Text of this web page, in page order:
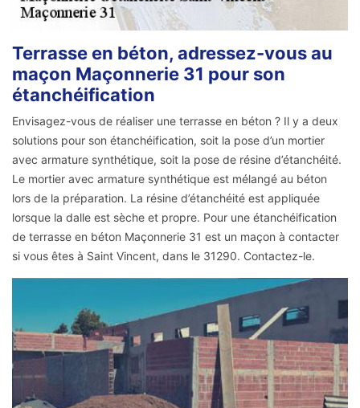
Terrasse en béton, adressez-vous au
maçon Maçonnerie 31 pour son
étanchéification
Envisagez-vous de réaliser une terrasse en béton ? Il y a deux
solutions pour son étanchéification, soit la pose d’un mortier
avec armature synthétique, soit la pose de résine d’étanchéité.
Le mortier avec armature synthétique est mélangé au béton
lors de la préparation. La résine d’étanchéité est appliquée
lorsque la dalle est sèche et propre. Pour une étanchéification
de terrasse en béton Maçonnerie 31 est un maçon à contacter
si vous êtes à Saint Vincent, dans le 31290. Contactez-le.